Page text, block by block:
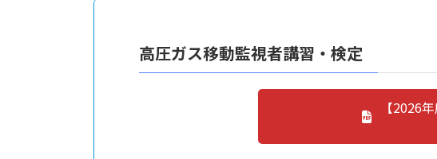
高圧ガス移動監視者講習・検定
【2026